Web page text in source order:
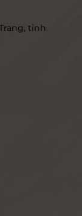
tỉnh